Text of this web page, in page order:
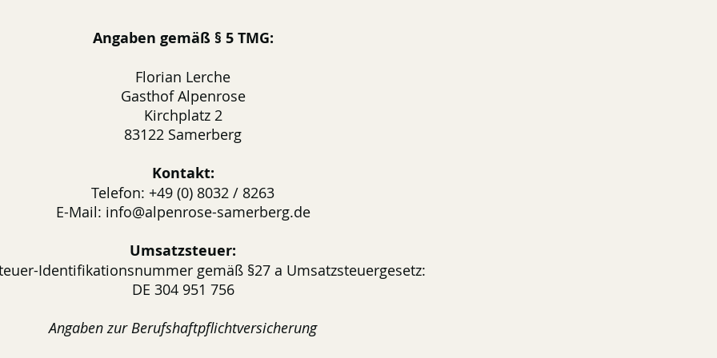
Angaben gemäß § 5 TMG:
Florian Lerche
Gasthof Alpenrose
Kirchplatz 2
83122 Samerberg
Kontakt:
Telefon: +49 (0) 8032 / 8263
E-Mail: info@alpenrose-samerberg.de
Umsatzsteuer:
Identifikationsnummer gemäß §27 a Umsatzsteuergesetz:
DE 304 951 756
Angaben zur Berufshaftpflichtversicherung